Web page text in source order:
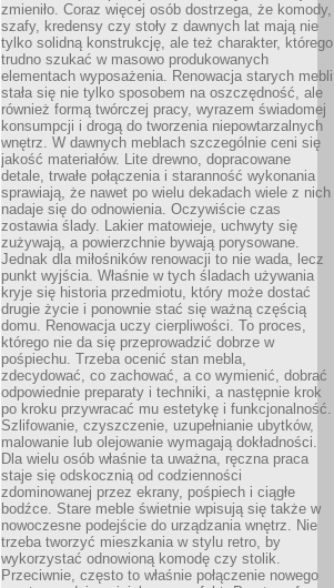
zmieniło. Coraz więcej osób dostrzega, że komody,
szafy, kredensy czy stoły z dawnych lat mają nie
tylko solidną konstrukcję, ale też charakter, którego
trudno szukać w masowo produkowanych
elementach wyposażenia. Renowacja starych mebli
stała się nie tylko sposobem na oszczędność, ale
również formą twórczej pracy, wyrazem świadomej
konsumpcji i drogą do tworzenia niepowtarzalnych
wnętrz. W dawnych meblach szczególnie ceni się
jakość materiałów. Lite drewno, dopracowane
detale, trwałe połączenia i staranność wykonania
sprawiają, że nawet po wielu dekadach wiele z nich
nadaje się do odnowienia. Oczywiście czas
zostawia ślady. Lakier matowieje, uchwyty się
zużywają, a powierzchnie bywają porysowane.
Jednak dla miłośników renowacji to nie wada, lecz
punkt wyjścia. Właśnie w tych śladach używania
kryje się historia przedmiotu, który może dostać
drugie życie i ponownie stać się ważną częścią
domu. Renowacja uczy cierpliwości. To proces,
którego nie da się przeprowadzić dobrze w
pośpiechu. Trzeba ocenić stan mebla,
zdecydować, co zachować, a co wymienić, dobrać
odpowiednie preparaty i techniki, a następnie krok
po kroku przywracać mu estetykę i funkcjonalność.
Szlifowanie, czyszczenie, uzupełnianie ubytków,
malowanie lub olejowanie wymagają dokładności.
Dla wielu osób właśnie ta uważna, ręczna praca
staje się odskocznią od codzienności
zdominowanej przez ekrany, pośpiech i ciągłe
bodźce. Stare meble świetnie wpisują się także w
nowoczesne podejście do urządzania wnętrz. Nie
trzeba tworzyć mieszkania w stylu retro, by
wykorzystać odnowioną komodę czy stolik.
Przeciwnie, często to właśnie połączenie nowego